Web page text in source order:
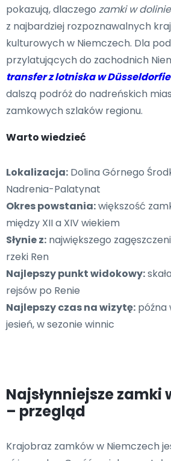
pokazują, dlaczego zamki w
z najbardziej rozpoznawalnych
kulturowych w Niemczech. Dla
przylatujących do zachodnich
transfer z lotniska w Düsseldorfie
dalszą podróż do nadreńskich
zamkowych szlaków regionu.
Warto wiedzieć
Lokalizacja: Dolina Górnego
Nadrenia-Palatynat
Okres powstania:większość
między XII a XIV wiekiem
Słynie z: największego
rzeki Ren
Najlepszy punkt widokowy:
rejsów po Renie
Najlepszy czas na wizytę: późna
jesień, w sezonie winnic
Najsłynniejsze zamki
– przegląd
Krajobraz zamków w Niemczech